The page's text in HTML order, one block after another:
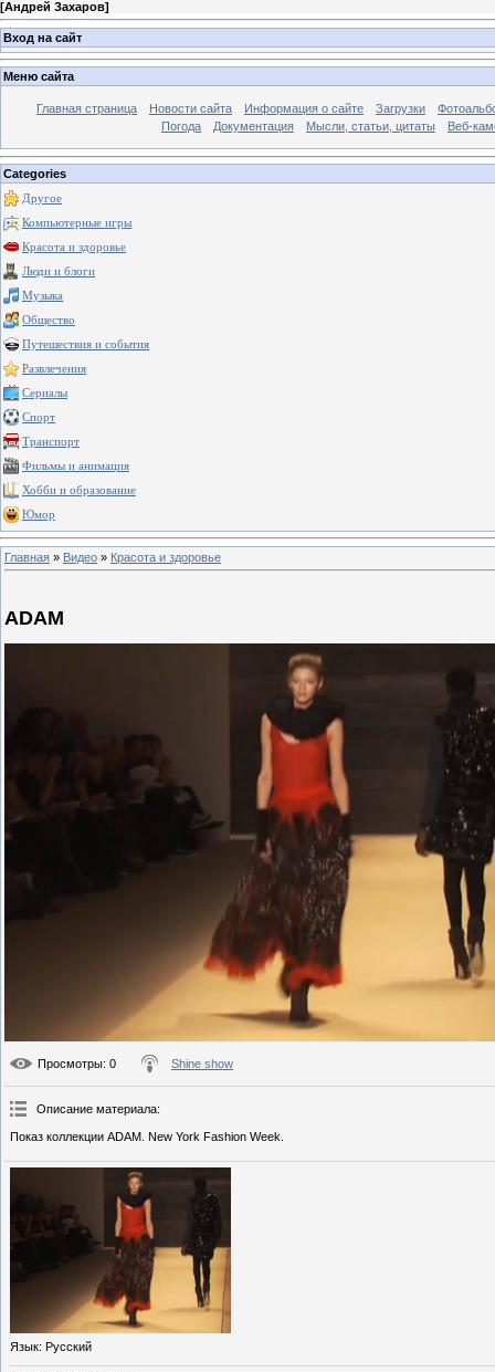
[Андрей Захаров]
Вход на сайт
Меню сайта
Главная страница Новости сайта Информация о сайте Загрузки
Погода
Документация Мысли, статьи, цитаты Веб-
Categories
Другое
Компьютерные игры
Красота и здоровье
Люди и блоги
Музыка
Общество
Путешествия и события
Развлечения
Сериалы
Спорт
Транспорт
Фильмы и анимация
Хобби и образование
Юмор
Главная » Видео » Красота и здоровье
ADAM
Просмотры: 0 Shine show
Описание материала:
Показ коллекции ADAM. New York Fashion Week.
Язык: Русский